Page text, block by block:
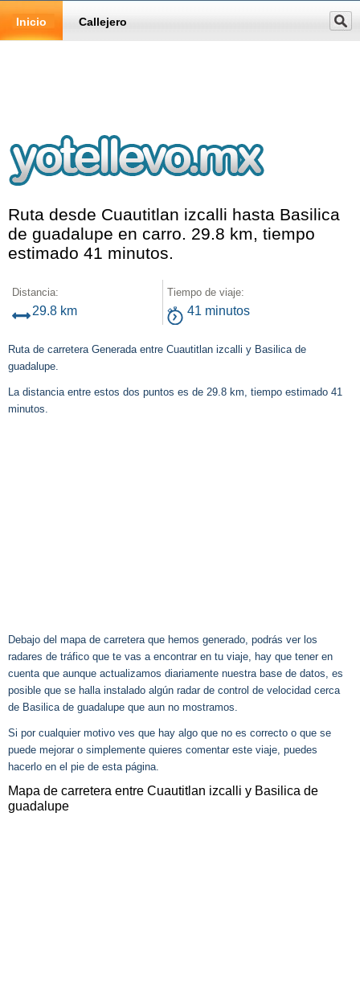
Inicio Callejero
Ruta desde Cuautitlan izcalli hasta Basilica
de guadalupe en carro. 29.8 km, tiempo
estimado 41 minutos.
Distancia:
29.8 km
Tiempo de viaje:
41 minutos
Ruta de carretera Generada entre Cuautitlan izcalli y Basilica de
guadalupe.
La distancia entre estos dos puntos es de 29.8 km, tiempo estimado 41
minutos.
Debajo del mapa de carretera que hemos generado, podrás ver los
radares de tráfico que te vas a encontrar en tu viaje, hay que tener en
cuenta que aunque actualizamos diariamente nuestra base de datos, es
posible que se halla instalado algún radar de control de velocidad cerca
de Basilica de guadalupe que aun no mostramos.
Si por cualquier motivo ves que hay algo que no es correcto o que se
puede mejorar o simplemente quieres comentar este viaje, puedes
hacerlo en el pie de esta página.
Mapa de carretera entre Cuautitlan izcalli y Basilica de
guadalupe